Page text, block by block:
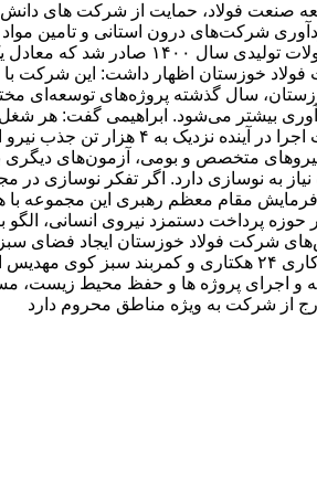
فولاد، حمایت از شرکت های دانش
شرکت‌های درون استانی و تامین
ارائه خدمات در حوزه‌های مختلف ایجاد
مقام معظم رهبری این مجموعه با
شرکت فولاد خوزستان ایجاد فضای
محیط زیست کشور در هزینه نموده و یکی از این اقدامات موثر
و اجرای پروژه ها و حفظ محیط زیست،
از شرکت به ویژه مناطق محروم دارد